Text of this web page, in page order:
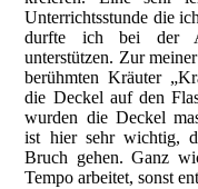
Unterrichtsstunde die
durfte ich bei der
unterstützen. Zur
berühmten Kräuter
die Deckel auf den
wurden die Deckel
ist hier sehr wichtig,
Bruch gehen. Ganz
Tempo arbeitet, sonst